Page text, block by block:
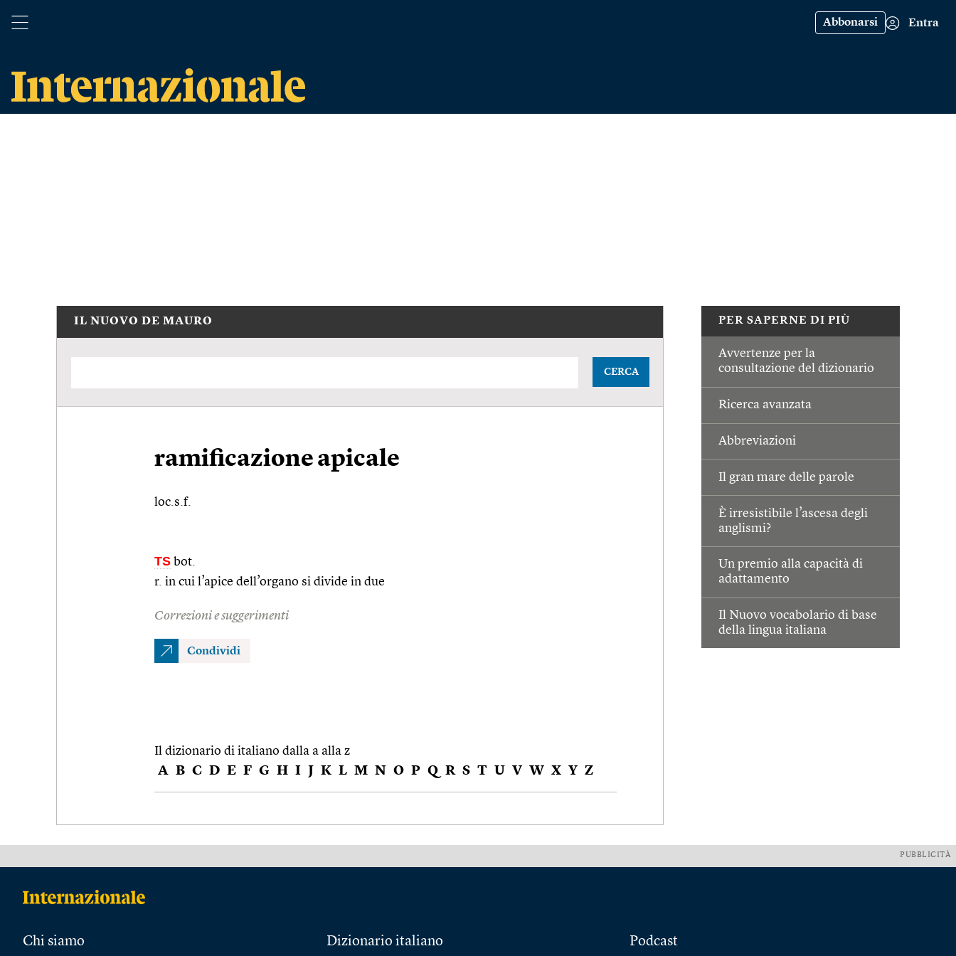
Abbonarsi Entra
PER SAPERNE DI PIÙ
Avvertenze per la
consultazione del dizionario
Ricerca avanzata
Abbreviazioni
Il gran mare delle parole
È irresistibile l’ascesa degli
anglismi?
Un premio alla capacità di
adattamento
Il Nuovo vocabolario di base
della lingua italiana
IL NUOVO DE MAURO
CERCA
ramificazione apicale
loc.s.f.
TS bot.
r. in cui l’apice dell’organo si divide in due
Correzioni e suggerimenti
Condividi
Il dizionario di italiano dalla a alla z
A B C D E F G H I J K L M N O P Q R S T U V W X Y Z
PUBBLICITÀ
Chi siamo Dizionario italiano Podcast